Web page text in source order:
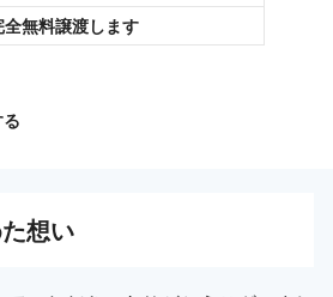
全無料譲渡します
想い